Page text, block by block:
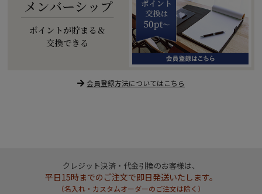
会員登録方法についてはこちら
クレジット決済・代金引換のお客様は、
平日15時までのご注文で即日発送いたします。
（名入れ・カスタムオーダーのご注文は除く）